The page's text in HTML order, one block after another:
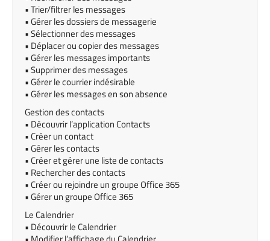
• Trier/filtrer les messages
• Gérer les dossiers de messagerie
• Sélectionner des messages
• Déplacer ou copier des messages
• Gérer les messages importants
• Supprimer des messages
• Gérer le courrier indésirable
• Gérer les messages en son absence
Gestion des contacts
• Découvrir l’application Contacts
• Créer un contact
• Gérer les contacts
• Créer et gérer une liste de contacts
• Rechercher des contacts
• Créer ou rejoindre un groupe Office 365
• Gérer un groupe Office 365
Le Calendrier
• Découvrir le Calendrier